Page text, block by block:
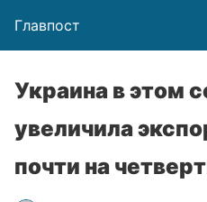
Главпост
Украина в этом
увеличила
почти на